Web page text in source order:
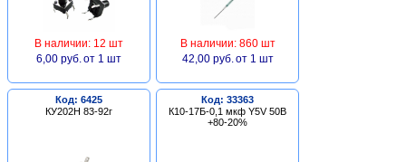
В наличии: 12 шт
6,00 руб. от 1 шт
В наличии: 860 шт
42,00 руб. от 1 шт
Код: 6425
КУ202Н 83-92г
Код: 33363
К10-17Б-0,1 мкф Y5V 50В
+80-20%